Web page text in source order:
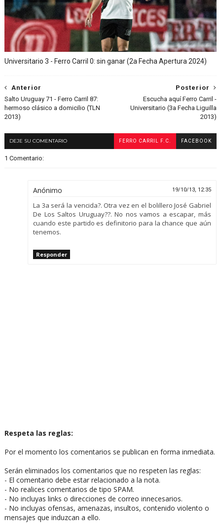
Universitario 3 - Ferro Carril 0: sin ganar (2a Fecha Apertura 2024)
Posterior
Escucha aquí Ferro Carril -
Universitario (3a Fecha Liguilla
2013)
Anterior
Salto Uruguay 71 - Ferro Carril 87:
hermoso clásico a domicilio (TLN
2013)
DEJE SU COMENTARIO FERRO CARRIL F.C. FACEBOOK
1 Comentario:
Anónimo 19/10/13, 12:35
La 3a será la vencida?. Otra vez en el bolillero José Gabriel
De Los Saltos Uruguay??. No nos vamos a escapar, más
cuando este partido es definitorio para la chance que aún
tenemos.
Responder
Respeta las reglas:
Por el momento los comentarios se publican en forma inmediata.
Serán eliminados los comentarios que no respeten las reglas:
- El comentario debe estar relacionado a la nota.
- No realices comentarios de tipo SPAM.
- No incluyas links o direcciones de correo innecesarios.
- No incluyas ofensas, amenazas, insultos, contenido violento o
mensajes que induzcan a ello.